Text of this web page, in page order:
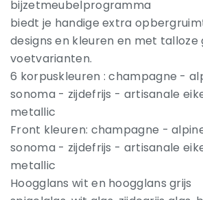
bijzetmeubelprogramma
biedt je handige extra
designs en kleuren en met talloze
voetvarianten.
6 korpuskleuren : champagne -
sonoma - zijdefrijs - artisanale
metallic
Front kleuren: champagne -
sonoma - zijdefrijs - artisanale
metallic
Hoogglans wit en hoogglans grijs